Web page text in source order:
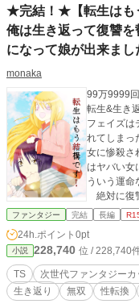
★完結！★【転生はも
俺は生き返って復讐
になって娘が出来まし
monaka
99万9999
転生&生き返り子
フェイズは
れてしまっ
女に惨殺さ
はヤバい女
ういう運命
絶対に復讐し
により転生
想外の出会
入れた彼の
たす為、そ
始まる。 この小説は小説家になろう、カクヨムにも連載して
おります。
ファンタジー 完結 長編
24h.ポイント 0pt
小説 228,740 位 / 228,740
TS 次世代ファンタジーカ
生き返り
無双 性転換